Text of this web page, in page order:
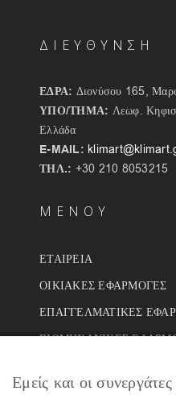
ΔΙΕΥΘΥΝΣΗ
ΕΔΡΑ: Διονύσου 165,
ΥΠΟ/ΤΗΜΑ: Λεωφ.
Ελλάδα
E-MAIL:
ΤΗΛ.: +30 210 8053215
ΜΕΝΟΥ
ΕΤΑΙΡΕΙΑ
ΟΙΚΙΑΚΕΣ ΕΦΑΡΜΟΓΕΣ
ΕΠΑΓΓΕΛΜΑΤΙΚΕΣ
ΒΙΟΜΗΧΑΝΙΚΕΣ
ΣΥΝΕΡΓΑΤΕΣ
Εμείς και οι